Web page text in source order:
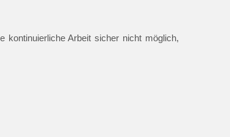
kontinuierliche Arbeit sicher nicht möglich,